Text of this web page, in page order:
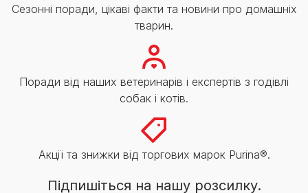
Сезонні поради, цікаві факти та новини про домашніх
тварин.
Поради від наших ветеринарів і експертів з годівлі
собак і котів.
Акції та знижки від торгових марок Purina®.
Підпишіться на нашу розсилку.